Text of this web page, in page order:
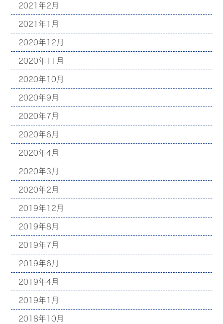
2021年2月
2021年1月
2020年12月
2020年11月
2020年10月
2020年9月
2020年7月
2020年6月
2020年4月
2020年3月
2020年2月
2019年12月
2019年8月
2019年7月
2019年6月
2019年4月
2019年1月
2018年10月